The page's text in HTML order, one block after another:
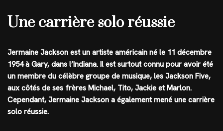
Une carrière solo réussie
Jermaine Jackson est un artiste américain né le 11 décembre
1954 à Gary, dans l’Indiana. Il est surtout connu pour avoir été
un membre du célèbre groupe de musique, les Jackson Five,
aux côtés de ses frères Michael, Tito, Jackie et Marlon.
Cependant, Jermaine Jackson a également mené une carrière
solo réussie.